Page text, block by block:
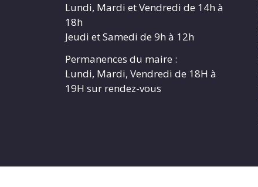
Lundi, Mardi et Vendredi de 14h à
18h
Jeudi et Samedi de 9h à 12h
Permanences du maire :
Lundi, Mardi, Vendredi de 18H à
19H sur rendez-vous